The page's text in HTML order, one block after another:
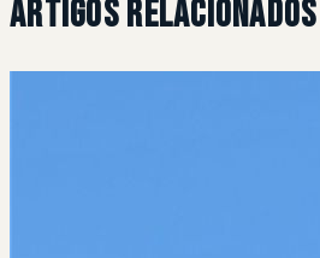
Artigos Relacionados